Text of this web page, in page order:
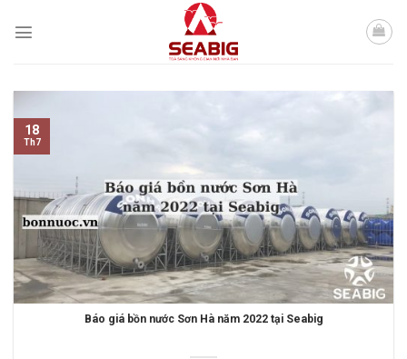
Báo giá bồn nước Sơn Hà năm 2022 tại Seabig
18
Th7